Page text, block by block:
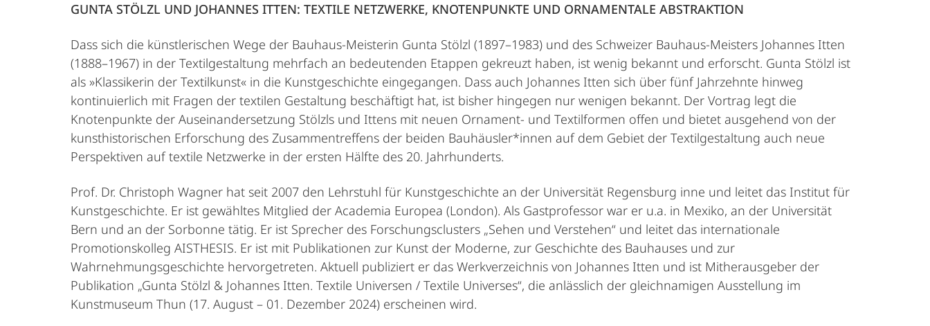
GUNTA STÖLZL UND JOHANNES ITTEN: TEXTILE NETZWERKE, KNOTENPUNKTE UND ORNAMENTALE ABSTRAKTION
Dass sich die künstlerischen Wege der Bauhaus-Meisterin Gunta Stölzl (1897–1983) und des Schweizer Bauhaus-Meisters Johannes Itten
(1888–1967) in der Textilgestaltung mehrfach an bedeutenden Etappen gekreuzt haben, ist wenig bekannt und erforscht. Gunta Stölzl ist
als »Klassikerin der Textilkunst« in die Kunstgeschichte eingegangen. Dass auch Johannes Itten sich über fünf Jahrzehnte hinweg
kontinuierlich mit Fragen der textilen Gestaltung beschäftigt hat, ist bisher hingegen nur wenigen bekannt. Der Vortrag legt die
Knotenpunkte der Auseinandersetzung Stölzls und Ittens mit neuen Ornament- und Textilformen offen und bietet ausgehend von der
kunsthistorischen Erforschung des Zusammentreffens der beiden Bauhäusler*innen auf dem Gebiet der Textilgestaltung auch neue
Perspektiven auf textile Netzwerke in der ersten Hälfte des 20. Jahrhunderts.
Prof. Dr. Christoph Wagner hat seit 2007 den Lehrstuhl für Kunstgeschichte an der Universität Regensburg inne und leitet das Institut für
Kunstgeschichte. Er ist gewähltes Mitglied der Academia Europea (London). Als Gastprofessor war er u.a. in Mexiko, an der Universität
Bern und an der Sorbonne tätig. Er ist Sprecher des Forschungsclusters „Sehen und Verstehen“ und leitet das internationale
Promotionskolleg AISTHESIS. Er ist mit Publikationen zur Kunst der Moderne, zur Geschichte des Bauhauses und zur
Wahrnehmungsgeschichte hervorgetreten. Aktuell publiziert er das Werkverzeichnis von Johannes Itten und ist Mitherausgeber der
Publikation „Gunta Stölzl & Johannes Itten. Textile Universen / Textile Universes“, die anlässlich der gleichnamigen Ausstellung im
Kunstmuseum Thun (17. August – 01. Dezember 2024) erscheinen wird.